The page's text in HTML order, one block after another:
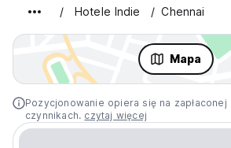
Hotele Indie Chennai
Mapa
Pozycjonowanie opiera się na
czynnikach. czytaj więcej